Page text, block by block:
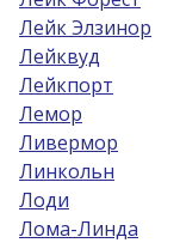
Лейк Элзинор
Лейквуд
Лейкпорт
Лемор
Ливермор
Линкольн
Лоди
Лома-Линда